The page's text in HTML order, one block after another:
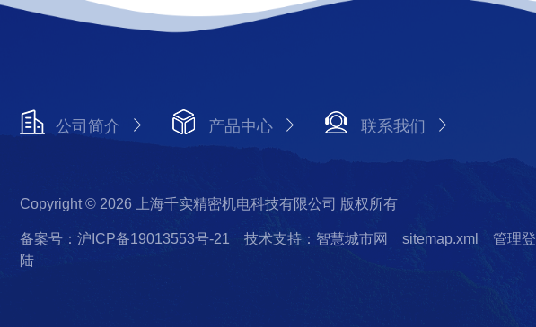
公司简介 产品中心 联系我们
Copyright © 2026 上海千实精密机电科技有限公司 版权所有
备案号：沪ICP备19013553号-21 技术支持：智慧城市网 sitemap.xml
管理登
陆